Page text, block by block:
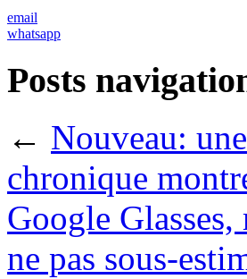
email
whatsapp
Posts
← Nouveau:
chronique
Google
ne pas sous-